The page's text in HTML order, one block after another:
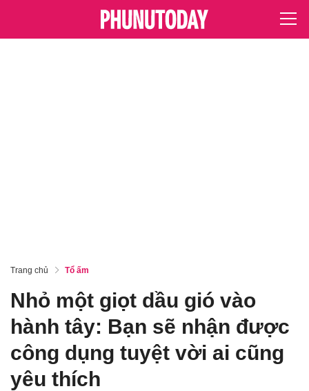
Trang chủ Tổ ấm
Nhỏ một giọt dầu gió vào
hành tây: Bạn sẽ nhận được
công dụng tuyệt vời ai cũng
yêu thích